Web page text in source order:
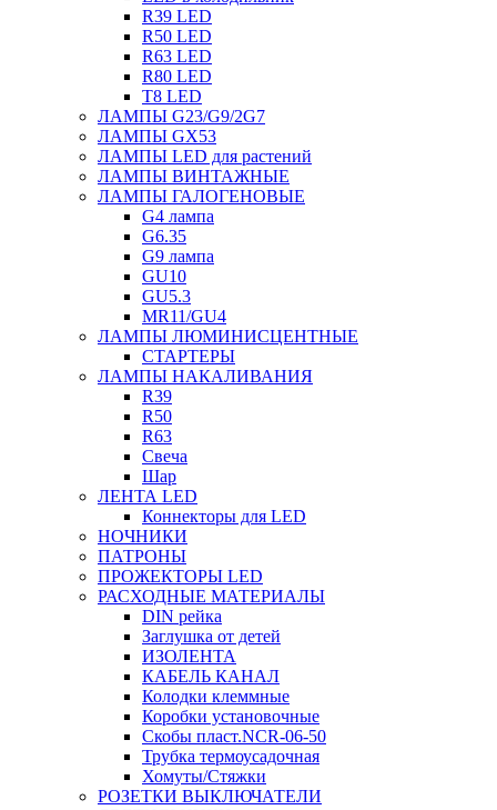
R39 LED
R50 LED
R63 LED
R80 LED
T8 LED
ЛАМПЫ G23/G9/2G7
ЛАМПЫ GX53
ЛАМПЫ LED для растений
ЛАМПЫ ВИНТАЖНЫЕ
ЛАМПЫ ГАЛОГЕНОВЫЕ
G4 лампа
G6.35
G9 лампа
GU10
GU5.3
MR11/GU4
ЛАМПЫ ЛЮМИНИСЦЕНТНЫЕ
СТАРТЕРЫ
ЛАМПЫ НАКАЛИВАНИЯ
R39
R50
R63
Свеча
Шар
ЛЕНТА LED
Коннекторы для LED
НОЧНИКИ
ПАТРОНЫ
ПРОЖЕКТОРЫ LED
РАСХОДНЫЕ МАТЕРИАЛЫ
DIN рейка
Заглушка от детей
ИЗОЛЕНТА
КАБЕЛЬ КАНАЛ
Колодки клеммные
Коробки установочные
Скобы пласт.NCR-06-50
Трубка термоусадочная
Хомуты/Стяжки
РОЗЕТКИ ВЫКЛЮЧАТЕЛИ